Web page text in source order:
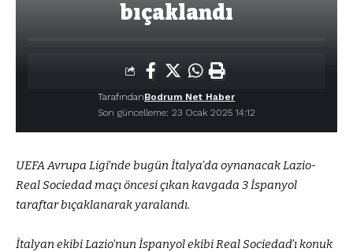
bıçaklandı
Son güncelleme: 23 Ocak 2025 14:12
TarafındanBodrum Net Haber
UEFA Avrupa Ligi’nde bugün İtalya’da oynanacak Lazio-
Real Sociedad maçı öncesi çıkan kavgada 3 İspanyol
taraftar bıçaklanarak yaralandı.
İtalyan ekibi Lazio’nun İspanyol ekibi Real Sociedad’ı konuk